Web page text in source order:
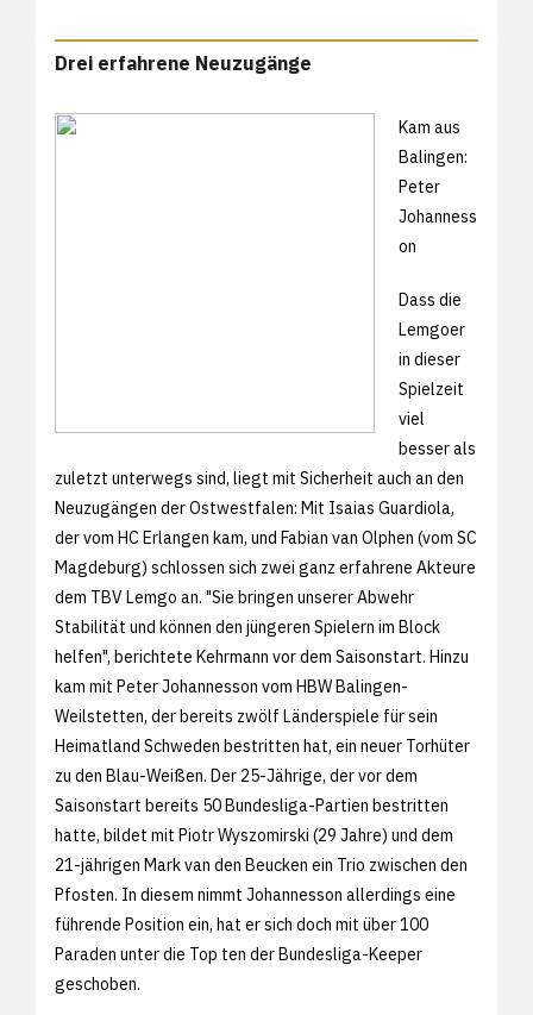
Drei erfahrene Neuzugänge
Kam aus
Balingen:
Peter
Johanness
on
Dass die
Lemgoer
in dieser
Spielzeit
viel
besser als
zuletzt unterwegs sind, liegt mit Sicherheit auch an den
Neuzugängen der Ostwestfalen: Mit Isaias Guardiola,
der vom HC Erlangen kam, und Fabian van Olphen (vom SC
Magdeburg) schlossen sich zwei ganz erfahrene Akteure
dem TBV Lemgo an. "Sie bringen unserer Abwehr
Stabilität und können den jüngeren Spielern im Block
helfen", berichtete Kehrmann vor dem Saisonstart. Hinzu
kam mit Peter Johannesson vom HBW Balingen-
Weilstetten, der bereits zwölf Länderspiele für sein
Heimatland Schweden bestritten hat, ein neuer Torhüter
zu den Blau-Weißen. Der 25-Jährige, der vor dem
Saisonstart bereits 50 Bundesliga-Partien bestritten
hatte, bildet mit Piotr Wyszomirski (29 Jahre) und dem
21-jährigen Mark van den Beucken ein Trio zwischen den
Pfosten. In diesem nimmt Johannesson allerdings eine
führende Position ein, hat er sich doch mit über 100
Paraden unter die Top ten der Bundesliga-Keeper
geschoben.